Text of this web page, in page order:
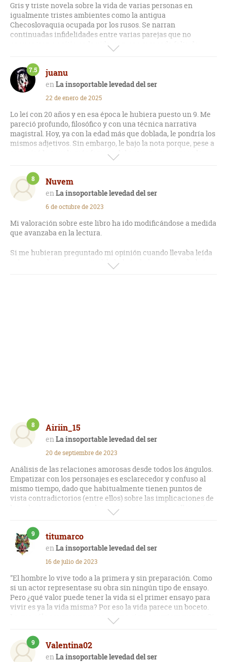
Gris y triste novela sobre la vida de varias personas en
igualmente tristes ambientes como la antigua
Checoslovaquia ocupada por los rusos. Se narran
continuadas infidelidades entre varias parejas que no
encuentran su sitio en la vida, con una marcada falta de
conexión entre los personajes del libro y el lector. La idea
central sí logré entenderla: la vida humana es por definición
leve y ligera, con ansias de buscar un peso sólido que la
sujete a través de relaciones permanentes. Es lo único
salvable de esta historia, porque la anticipación del trágico
desenlace de los protagonistas por parte del escritor han
hecho que mi calificación se rebajara un poco más.
juanu
La insoportable levedad del ser
7.5
22 de enero de 2025
Lo leí con 20 años y en esa época le hubiera puesto un 9. Me
pareció profundo, filosófico y con una técnica narrativa
magistral. Hoy, ya con la edad más que doblada, le pondría los
mismos adjetivos. Sin embargo, le bajo la nota porque, pese a
ser quizá la novela más famosa del autor, no me parece la
mejor. Con 20 años fue la primera que leía de él, y quizá
muchas cosas se me escapaban por falta de madurez. Una
buena novela que puede servir como puerta de entrada a un
escritor maravilloso.
Nuvem
La insoportable levedad del ser
8
6 de octubre de 2023
Mi valoración sobre este libro ha ido modificándose a medida
que avanzaba en la lectura.
Si me hubieran preguntado mi opinión cuando llevaba leída
solamente la primera mitad, le habría dado un seis y habría
dicho que los personajes están construidos de una manera
valiosas.
Al final del libro, me ha parecido que no estuve preparada
para empezar a leerlo como debía, o que no estaba en el
momento vital o el estado mental necesario para hacerlo. Ha
dejado poso y, sobre todo, me ha dejado la necesidad de
releerlo para poder mirarlo con otros ojos.
Creo que es un libro que hay que examinar con la mente
abierta y que, más que buscar lugares comunes, hay que
dejarse sorprender por el peculiar estilo del autor.
Lo recomendaría, pero con esas matizaciones; sobre todo,
para que quien lo lea sepa cómo afrontar la lectura y qué
esperar de la misma.
Airiin_15
La insoportable levedad del ser
8
20 de septiembre de 2023
Análisis de las relaciones amorosas desde todos los ángulos.
Empatizar con los personajes es esclarecedor y confuso al
mismo tiempo, dado que habitualmente tienen puntos de
vista contradictorios (entre ellos) sobre las implicaciones de
las relaciones amorosas, los compromisos que conllevan (o
no), la libertad, la sinceridad, la manipulación... A medida que
avanza el relato se modifican y traspasan las simpatías que
puedas tener hacia los distintos personajes.
titumarco
La insoportable levedad del ser
9
16 de julio de 2023
"El hombre lo vive todo a la primera y sin preparación. Como
si un actor representase su obra sin ningún tipo de ensayo.
Pero ¿qué valor puede tener la vida si el primer ensayo para
vivir es ya la vida misma? Por eso la vida parece un boceto.
Lo que sólo ocurre una vez es como si no ocurriera nunca. Si
el hombre sólo puede vivir una vida es como si no viviera en
absoluto."
Obra emblemática de Milan Kundera, retrata los avatares
Valentina02
La insoportable levedad del ser
9